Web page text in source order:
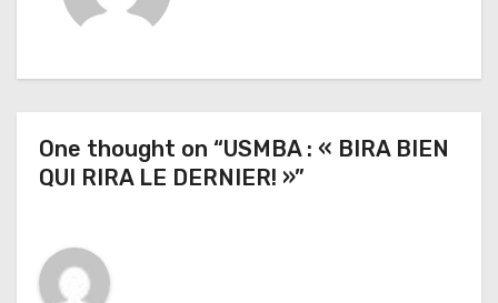
t
o
d
One thought on “USMBA : « BIRA BIEN
QUI RIRA LE DERNIER! »”